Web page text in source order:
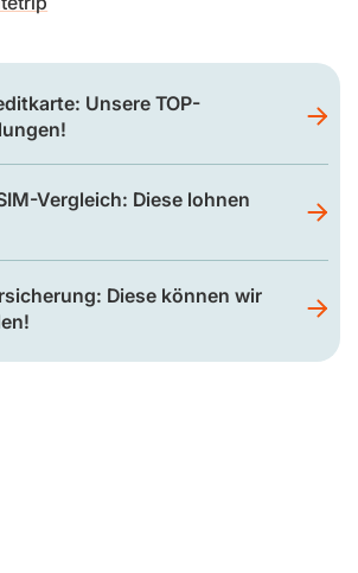
Unsere TOP-
Vergleich: Diese lohnen
Diese können wir